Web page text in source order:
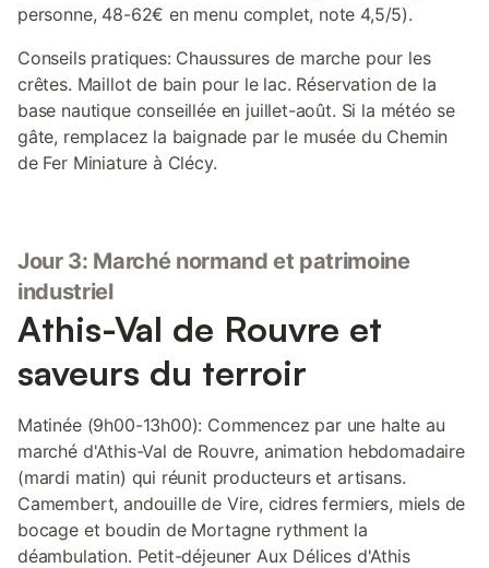
personne, 48-62€ en menu complet, note 4,5/5).
Conseils pratiques: Chaussures de marche pour les
crêtes. Maillot de bain pour le lac. Réservation de la
base nautique conseillée en juillet-août. Si la météo se
gâte, remplacez la baignade par le musée du Chemin
de Fer Miniature à Clécy.
Jour 3: Marché normand et patrimoine
industriel
Athis-Val de Rouvre et
saveurs du terroir
Matinée (9h00-13h00): Commencez par une halte au
marché d'Athis-Val de Rouvre, animation hebdomadaire
(mardi matin) qui réunit producteurs et artisans.
Camembert, andouille de Vire, cidres fermiers, miels de
bocage et boudin de Mortagne rythment la
déambulation. Petit-déjeuner Aux Délices d'Athis